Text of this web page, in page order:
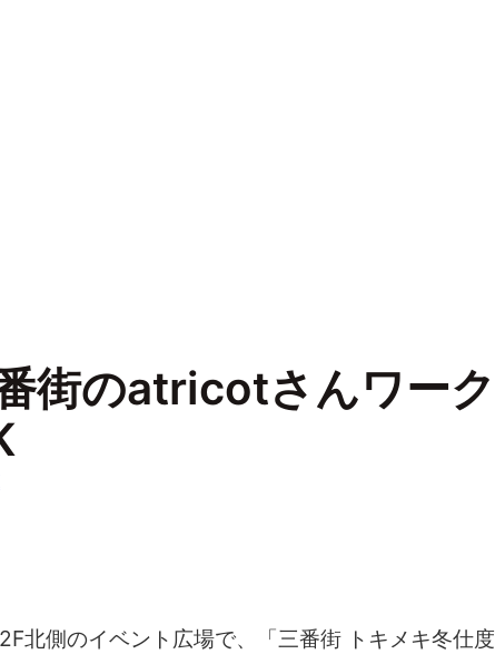
街のatricotさんワー
北側のイベント広場で、「三番街 トキメキ冬仕